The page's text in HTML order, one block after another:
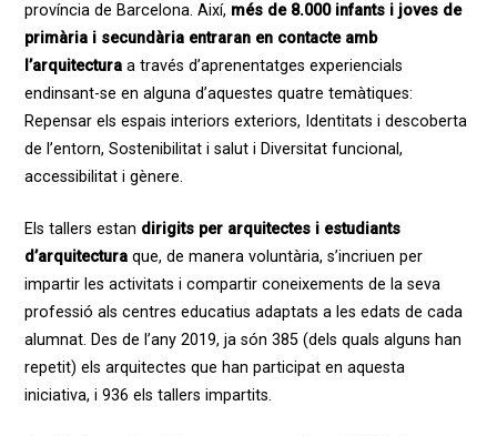
província de Barcelona. Així, més de 8.000 infants i joves de
primària i secundària entraran en contacte amb
l’arquitectura a través d’aprenentatges experiencials
endinsant-se en alguna d’aquestes quatre temàtiques:
Repensar els espais interiors exteriors, Identitats i descoberta
de l’entorn, Sostenibilitat i salut i Diversitat funcional,
accessibilitat i gènere.
Els tallers estan dirigits per arquitectes i estudiants
d’arquitecturaque, de manera voluntària, s’incriuen per
impartir les activitats i compartir coneixements de la seva
professió als centres educatius adaptats a les edats de cada
alumnat. Des de l’any 2019, ja són 385 (dels quals alguns han
repetit) els arquitectes que han participat en aquesta
iniciativa, i 936 els tallers impartits.